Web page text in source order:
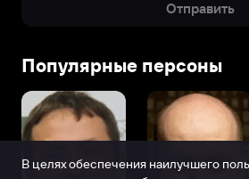
Отправить
Популярные персоны
В целях обеспечения наилучшего